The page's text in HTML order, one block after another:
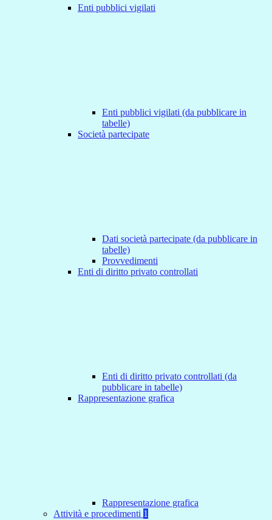
Enti pubblici vigilati
Enti pubblici vigilati (da pubblicare in
tabelle)
Società partecipate
Dati società partecipate (da pubblicare in
tabelle)
Provvedimenti
Enti di diritto privato controllati
Enti di diritto privato controllati (da
pubblicare in tabelle)
Rappresentazione grafica
Rappresentazione grafica
Attività e procedimenti 1